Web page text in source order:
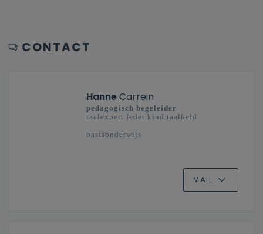
CONTACT
HanneCarrein
pedagogisch begeleider
taalexpert Ieder kind taalheld
basisonderwijs
MAIL